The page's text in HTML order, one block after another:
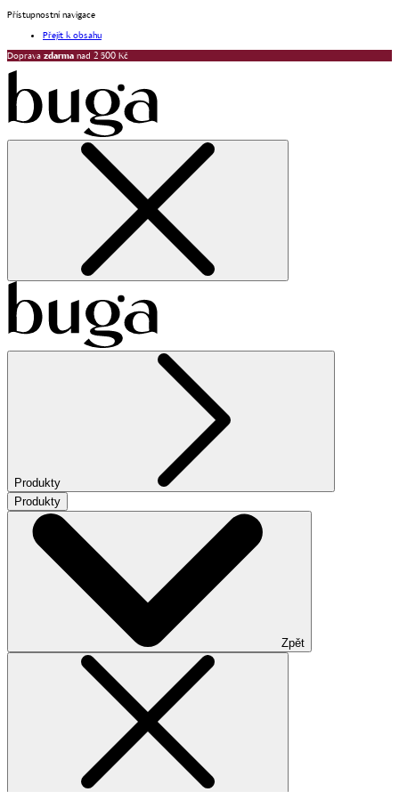
Přístupnostní navigace
Přejít k obsahu
Doprava zdarma nad 2 500 Kč
Produkty
Produkty
Zpět